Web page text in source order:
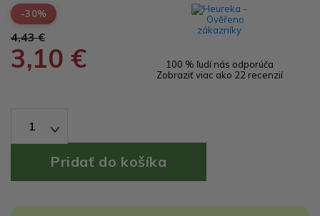
-30%
4,43 €
3,10 €
100 % ľudí nás odporúča
Zobraziť viac ako 22 recenzií
1